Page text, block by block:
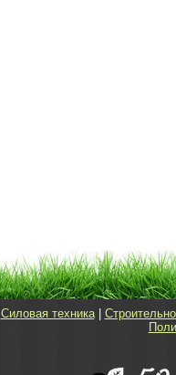
Силовая техника|